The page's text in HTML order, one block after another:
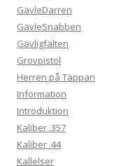
GävleDarren
GävleSnabben
Gävligfälten
Grovpistol
Herren på Täppan
Information
Introduktion
Kaliber .357
Kaliber .44
Kallelser